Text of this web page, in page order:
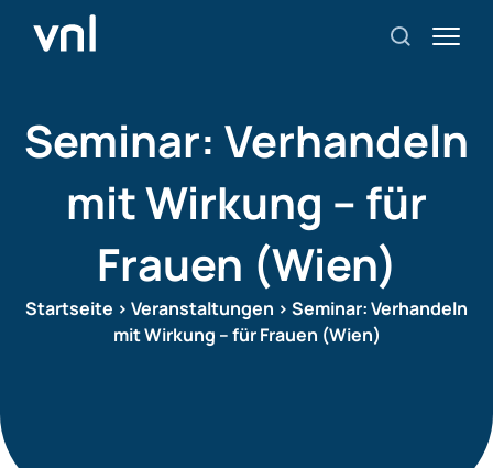
Seminar: Verhandeln
mit Wirkung – für
Frauen (Wien)
Startseite > Veranstaltungen > Seminar: Verhandeln
mit Wirkung – für Frauen (Wien)